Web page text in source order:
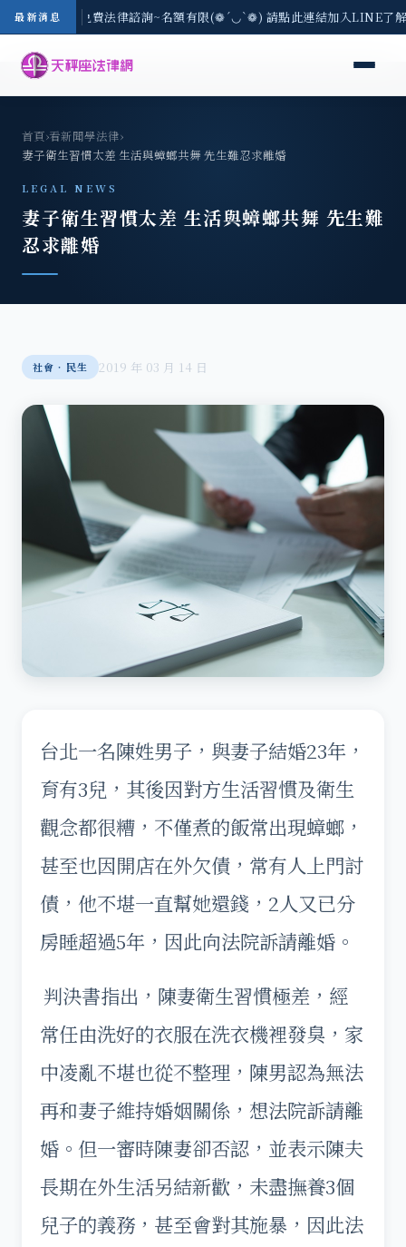
最新消息
3(一) 現場免費法律諮詢~名額有限(❁´◡`❁) 請點此連結加入LINE了
首頁›看新聞學法律›
妻子衛生習慣太差 生活與蟑螂共舞 先生難忍求離婚
LEGAL NEWS
妻子衛生習慣太差 生活與蟑螂共舞 先生難
忍求離婚
社會‧民生 2019 年 03 月 14 日
台北一名陳姓男子，與妻子結婚23年，
育有3兒，其後因對方生活習慣及衛生
觀念都很糟，不僅煮的飯常出現蟑螂，
甚至也因開店在外欠債，常有人上門討
債，他不堪一直幫她還錢，2人又已分
房睡超過5年，因此向法院訴請離婚。
判決書指出，陳妻衛生習慣極差，經
常任由洗好的衣服在洗衣機裡發臭，家
中凌亂不堪也從不整理，陳男認為無法
再和妻子維持婚姻關係，想法院訴請離
婚。但一審時陳妻卻否認，並表示陳夫
長期在外生活另結新歡，未盡撫養3個
兒子的義務，甚至會對其施暴，因此法